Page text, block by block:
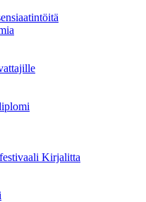
Kirjalitta